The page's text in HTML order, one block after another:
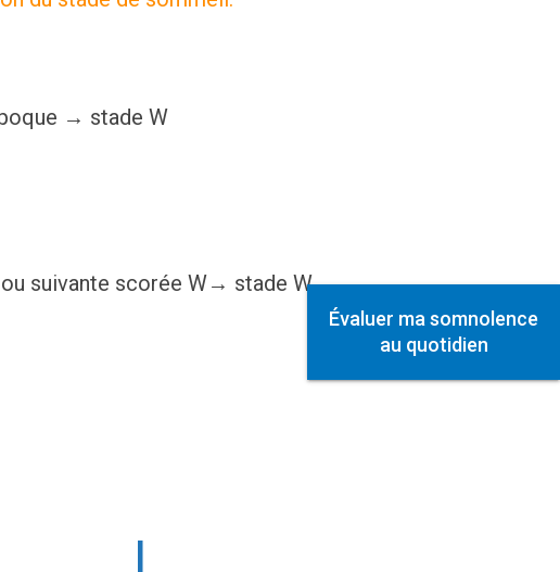
Évaluer ma somnolence
au quotidien
→ stade W
suivante scorée W→ stade W